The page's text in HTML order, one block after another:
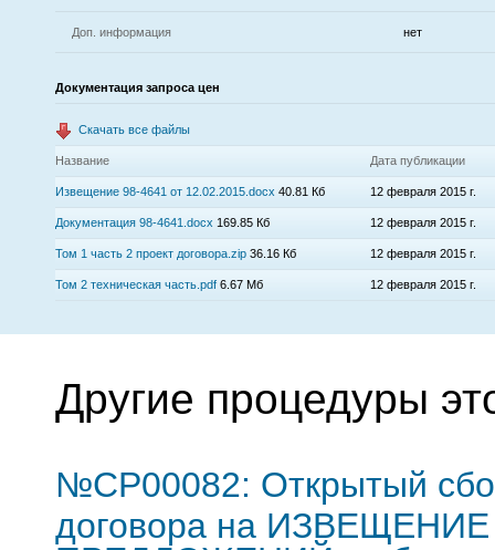
Доп. информация нет
Документация запроса цен
Скачать все файлы
Название Дата публикации
Извещение 98-4641 от 12.02.2015.docx 40.81 Кб 12 февраля 2015 г.
Документация 98-4641.docx 169.85 Кб 12 февраля 2015 г.
Том 1 часть 2 проект договора.zip 36.16 Кб 12 февраля 2015 г.
Том 2 техническая часть.pdf 6.67 Мб 12 февраля 2015 г.
Другие процедуры
№CP00082: Открытый
договора на